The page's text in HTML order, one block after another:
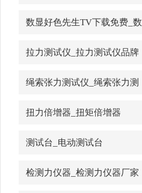
先生
数显好色先生TV下载免费_数
字好色先生TV下载免费
拉力测试仪_拉力测试仪品牌
绳索张力测试仪_绳索张力测
试仪
扭力倍增器_扭矩倍增器
测试台_电动测试台
检测力仪器_检测力仪器厂家